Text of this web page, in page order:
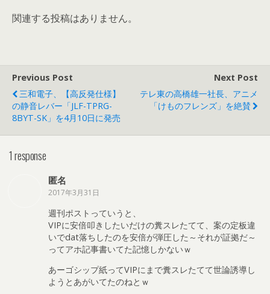
関連する投稿はありません。
Previous Post
三和電子、【高反発仕様】
の静音レバー「JLF-TPRG-
8BYT-SK」を4月10日に発売
Next Post
テレ東の高橋雄一社長、アニメ
「けものフレンズ」を絶賛
1 response
匿名
2017年3月31日
週刊ポストっていうと、
VIPに安倍叩きしたいだけの糞スレたてて、案の定板違
いでdat落ちしたのを安倍が弾圧した～それが証拠だ～
ってアホ記事書いてた記憶しかないｗ
あーゴシップ紙ってVIPにまで糞スレたてて世論誘導し
ようとあがいてたのねとｗ